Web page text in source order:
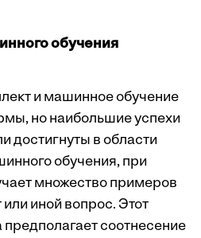
обучения
и машинное обучение
но наибольшие успехи
достигнуты в области
обучения, при
множество примеров
или иной вопрос. Этот
предполагает соотнесение